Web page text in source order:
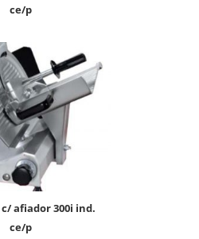
ce/p
ce/p